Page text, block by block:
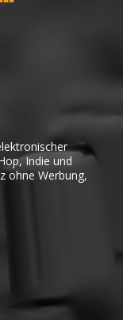
Indie und
ohne Werbung,